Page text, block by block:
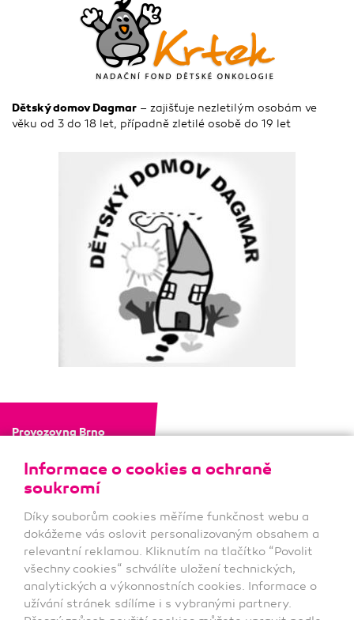
Dětský domov Dagmar – zajišťuje nezletilým osobám ve
věku od 3 do 18 let, případně zletilé osobě do 19 let
Provozovna Brno
627 00 Brno
tel.:(+420) 548 217 059
(+420) 545 217 902
Provozovna Třebíč
Marie Majerové 751
674 01 Třebíč
tel.:(+420) 568 821 820
Informace o cookies a ochraně
soukromí
Díky souborům cookies měříme funkčnost webu a
dokážeme vás oslovit personalizovaným obsahem a
relevantní reklamou. Kliknutím na tlačítko “Povolit
všechny cookies“ schválíte uložení technických,
analytických a výkonnostních cookies. Informace o
užívání stránek sdílíme i s vybranými partnery.